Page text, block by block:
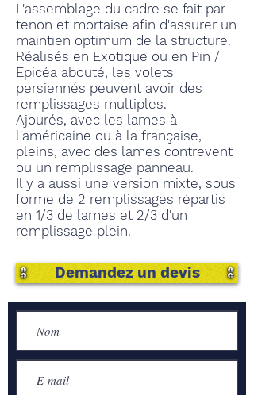
L'assemblage du cadre se fait par
tenon et mortaise afin d'assurer un
maintien optimum de la structure.
Réalisés en Exotique ou en Pin /
Epicéa abouté, les volets
persiennés peuvent avoir des
remplissages multiples.
Ajourés, avec les lames à
l'américaine ou à la française,
pleins, avec des lames contrevent
ou un remplissage panneau.
Il y a aussi une version mixte, sous
forme de 2 remplissages répartis
en 1/3 de lames et 2/3 d'un
remplissage plein.
Demandez un devis